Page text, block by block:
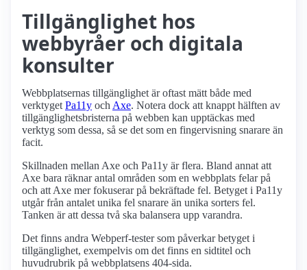
Tillgänglighet hos
webbyråer och digitala
konsulter
Webbplatsernas tillgänglighet är oftast mätt både med
verktyget Pa11y och Axe. Notera dock att knappt hälften av
tillgänglighetsbristerna på webben kan upptäckas med
verktyg som dessa, så se det som en fingervisning snarare än
facit.
Skillnaden mellan Axe och Pa11y är flera. Bland annat att
Axe bara räknar antal områden som en webbplats felar på
och att Axe mer fokuserar på bekräftade fel. Betyget i Pa11y
utgår från antalet unika fel snarare än unika sorters fel.
Tanken är att dessa två ska balansera upp varandra.
Det finns andra Webperf-tester som påverkar betyget i
tillgänglighet, exempelvis om det finns en sidtitel och
huvudrubrik på webbplatsens 404-sida.